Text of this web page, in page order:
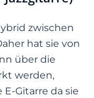
zwischen
hat sie von
über die
werden,
Gitarre da sie